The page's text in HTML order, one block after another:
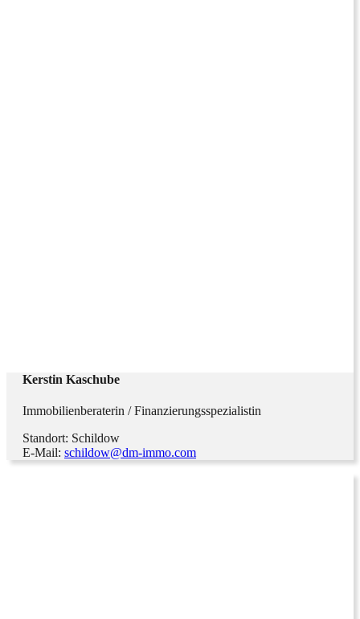
Kerstin Kaschube
Immobilienberaterin / Finanzierungsspezialistin
Standort: Schildow
E-Mail: schildow@dm-immo.com